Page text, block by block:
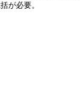
が必要。